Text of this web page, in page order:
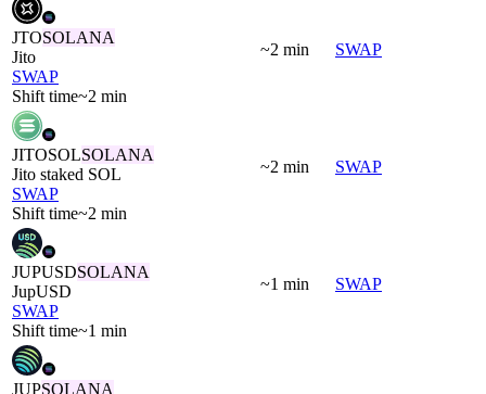
JTOSOLANA
Jito
SWAP
Shift time~2 min
~2 min SWAP
JITOSOLSOLANA
Jito staked SOL
SWAP
Shift time~2 min
~2 min SWAP
JUPUSDSOLANA
JupUSD
SWAP
Shift time~1 min
~1 min SWAP
JUPSOLANA